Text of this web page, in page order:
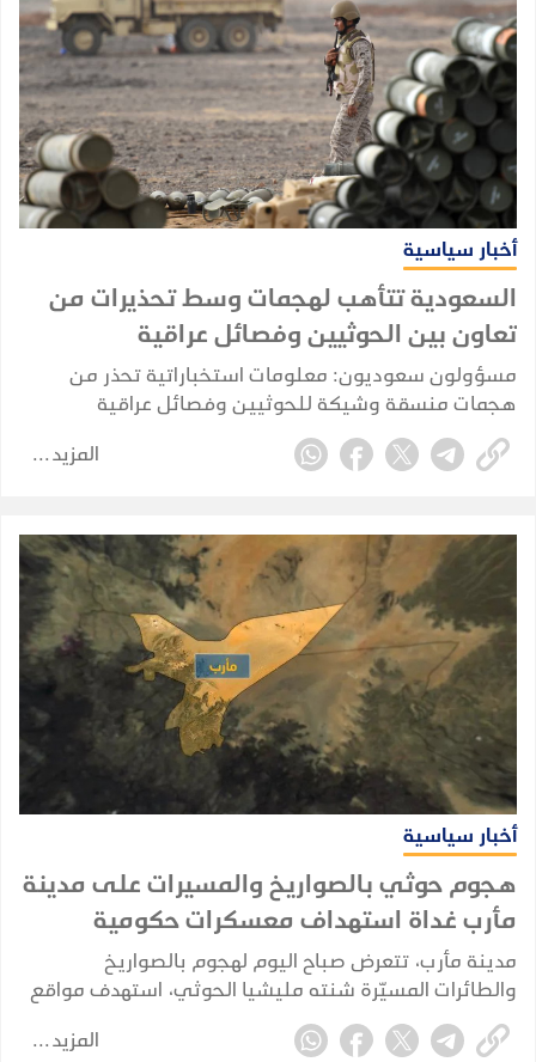
أخبار سياسية
السعودية تتأهب لهجمات وسط تحذيرات من
تعاون بين الحوثيين وفصائل عراقية
مسؤولون سعوديون: معلومات استخباراتية تحذر من
هجمات منسقة وشيكة للحوثيين وفصائل عراقية
تستهدف منشآت مدنية واقتصادية في المملكة.
المزيد
أخبار سياسية
هجوم حوثي بالصواريخ والمسيرات على مدينة
مأرب غداة استهداف معسكرات حكومية
مدينة مأرب، تتعرض صباح اليوم لهجوم بالصواريخ
والطائرات المسيّرة شنته مليشيا الحوثي، استهدف مواقع
شمالي المدينة، وفق ما أكدته مصادر محلية.
المزيد